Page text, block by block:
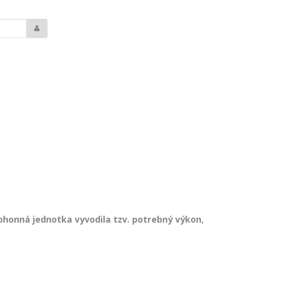
jednotka vyvodila tzv. potrebný výkon,